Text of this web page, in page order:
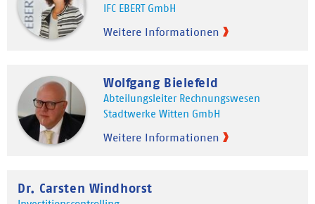
IFC EBERT GmbH
Weitere Informationen
Wolfgang Bielefeld
Abteilungsleiter Rechnungswesen
Stadtwerke Witten GmbH
Weitere Informationen
Dr. Carsten Windhorst